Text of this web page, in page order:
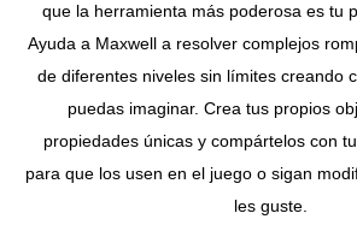
que la herramienta más poderosa es tu
Ayuda a Maxwell a resolver complejos
de diferentes niveles sin límites creando
puedas imaginar. Crea tus propios
propiedades únicas y compártelos con
para que los usen en el juego o sigan
les guste.